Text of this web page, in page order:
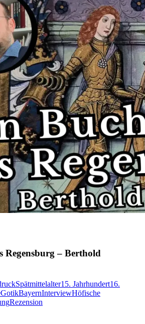
Regensburg – Berthold
Spätmittelalter15. Jahrhundert16.
GotikBayernInterviewHöfische
Rezension